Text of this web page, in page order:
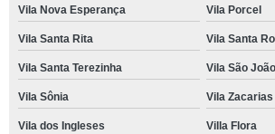
Vila Nova Esperança Vila Porcel
Vila Santa Rita Vila Santa
Vila Santa Terezinha Vila São João
Vila Sônia Vila Zacarias
Vila dos Ingleses Villa Flora